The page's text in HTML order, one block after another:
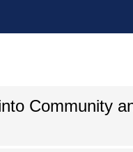
Community